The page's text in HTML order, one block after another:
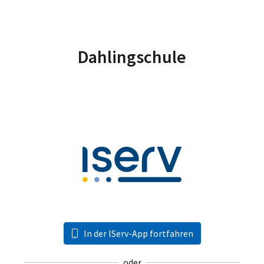
Dahlingschule
In der IServ-App fortfahren